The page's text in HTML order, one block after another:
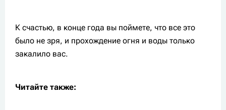
К счастью, в конце года вы поймете, что все это
было не зря, и прохождение огня и воды только
закалило вас.
Читайте также: